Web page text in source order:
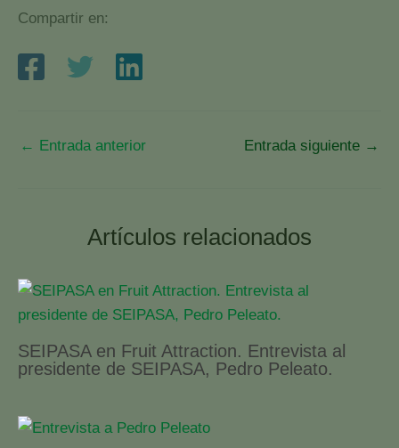
Compartir en:
← Entrada anterior Entrada siguiente →
Artículos relacionados
SEIPASA en Fruit Attraction. Entrevista al
presidente de SEIPASA, Pedro Peleato.